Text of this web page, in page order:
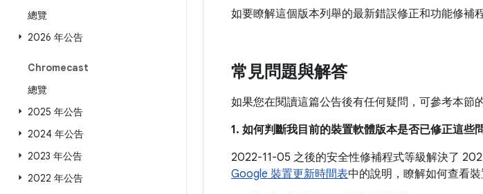
總覽
2026 年公告
Chromecast
總覽
2025 年公告
2024 年公告
2023 年公告
2022 年公告
如要瞭解這個版本列舉的最新錯誤修正和功能修補
常見問題與解答
如果您在閱讀這篇公告後有任何疑問，可參考本節
1. 如何判斷我目前的裝置軟體版本是否已修正這些
2022-11-05 之後的安全性修補程式等級解決了
Google 裝置更新時間表中的說明，瞭解如何查看裝